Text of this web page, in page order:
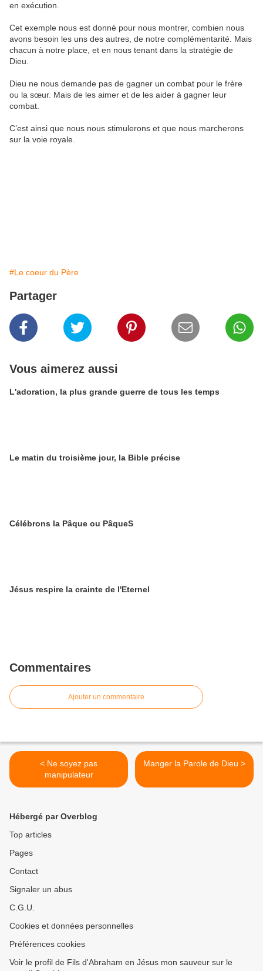
en exécution.
Cet exemple nous est donné pour nous montrer, combien nous
avons besoin les uns des autres, de notre complémentarité. Mais
chacun à notre place, et en nous tenant dans la stratégie de
Dieu.
Dieu ne nous demande pas de gagner un combat pour le frère
ou la sœur. Mais de les aimer et de les aider à gagner leur
combat.
C’est ainsi que nous nous stimulerons et que nous marcherons
sur la voie royale.
#Le coeur du Père
Partager
Vous aimerez aussi
L'adoration, la plus grande guerre de tous les temps
Le matin du troisième jour, la Bible précise
Célébrons la Pâque ou PâqueS
Jésus respire la crainte de l'Eternel
Commentaires
Ajouter un commentaire
< Ne soyez pas
manipulateur
Manger la Parole de Dieu >
Hébergé par Overblog
Top articles
Pages
Contact
Signaler un abus
C.G.U.
Cookies et données personnelles
Préférences cookies
Voir le profil de Fils d'Abraham en Jésus mon sauveur sur le